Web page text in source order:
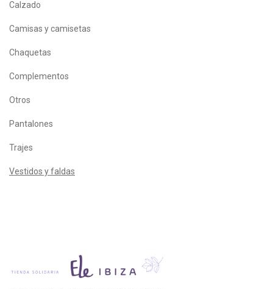
Calzado
Camisas y camisetas
Chaquetas
Complementos
Otros
Pantalones
Trajes
Vestidos y faldas